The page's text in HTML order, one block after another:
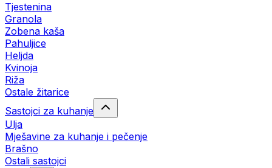
Tjestenina
Granola
Zobena kaša
Pahuljice
Heljda
Kvinoja
Riža
Ostale žitarice
Sastojci za kuhanje
Ulja
Mješavine za kuhanje i pečenje
Brašno
Ostali sastojci